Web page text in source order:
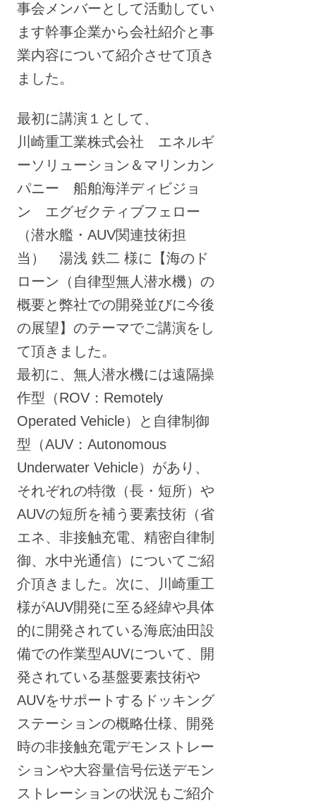
事会メンバーとして活動してい
ます幹事企業から会社紹介と事
業内容について紹介させて頂き
ました。
最初に講演１として、
川崎重工業株式会社 エネルギ
ーソリューション＆マリンカン
パニー 船舶海洋ディビジョ
ン エグゼクティブフェロー
（潜水艦・AUV関連技術担
当） 湯浅 鉄二 様に【海のド
ローン（自律型無人潜水機）の
概要と弊社での開発並びに今後
の展望】のテーマでご講演をし
て頂きました。
最初に、無人潜水機には遠隔操
作型（ROV：Remotely
Operated Vehicle）と自律制御
型（AUV：Autonomous
Underwater Vehicle）があり、
それぞれの特徴（長・短所）や
AUVの短所を補う要素技術（省
エネ、非接触充電、精密自律制
御、水中光通信）についてご紹
介頂きました。次に、川崎重工
様がAUV開発に至る経緯や具体
的に開発されている海底油田設
備での作業型AUVについて、開
発されている基盤要素技術や
AUVをサポートするドッキング
ステーションの概略仕様、開発
時の非接触充電デモンストレー
ションや大容量信号伝送デモン
ストレーションの状況もご紹介